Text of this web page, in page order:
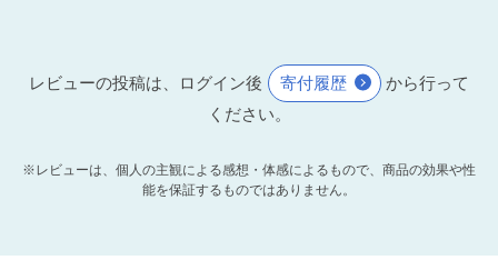
レビューの投稿は、ログイン後 寄付履歴
から行って
ください。
※レビューは、個人の主観による感想・体感によるもので、商品の効果や性
能を保証するものではありません。